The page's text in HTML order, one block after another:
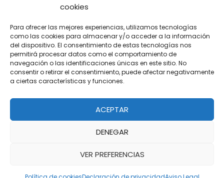
cookies
Para ofrecer las mejores experiencias, utilizamos tecnologías
como las cookies para almacenar y/o acceder a la información
del dispositivo. El consentimiento de estas tecnologías nos
permitirá procesar datos como el comportamiento de
navegación o las identificaciones únicas en este sitio. No
consentir o retirar el consentimiento, puede afectar negativamente
a ciertas características y funciones.
ACEPTAR
DENEGAR
VER PREFERENCIAS
Acepto las condiciones de uso (LOPD)